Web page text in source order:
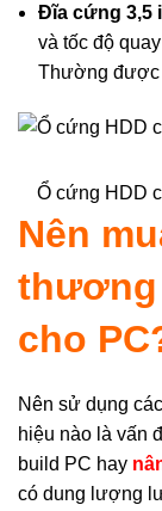
Đĩa cứng 3,5
và tốc độ
Thường được
Ổ cứng HDD
Nên
thương
cho
Nên sử dụng
hiệu nào là vấn
build PC hay
có dung lượng